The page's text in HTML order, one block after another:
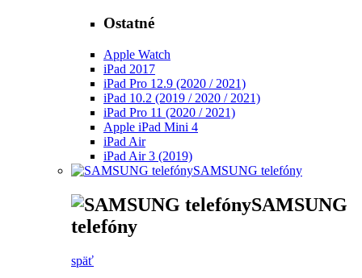
Ostatné
Apple Watch
iPad 2017
iPad Pro 12.9 (2020 / 2021)
iPad 10.2 (2019 / 2020 / 2021)
iPad Pro 11 (2020 / 2021)
Apple iPad Mini 4
iPad Air
iPad Air 3 (2019)
SAMSUNG telefóny
SAMSUNG
telefóny
späť